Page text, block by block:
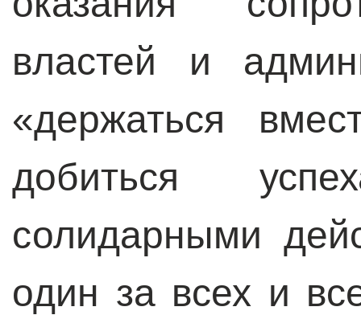
властей и
«держаться
добиться
солидарными
один за всех и